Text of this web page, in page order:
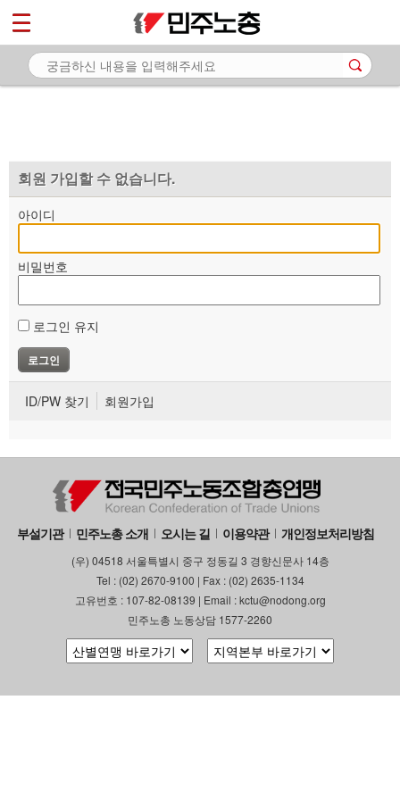
회원 가입할 수 없습니다.
아이디
비밀번호
로그인 유지
ID/PW 찾기 회원가입
부설기관 민주노총 소개 오시는 길 이용약관 개인정보처리방침
(우) 04518 서울특별시 중구 정동길 3 경향신문사 14층
Tel : (02) 2670-9100 | Fax : (02) 2635-1134
고유번호 : 107-82-08139 | Email : kctu@nodong.org
민주노총 노동상담 1577-2260
마이페이지
소개
자료
부설기관